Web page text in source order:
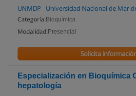
UNMDP - Universidad Nacional de Mar
Categoría: Bioquímica
Modalidad: Presencial
Solicita
Especialización en Bioquímica
hepatología